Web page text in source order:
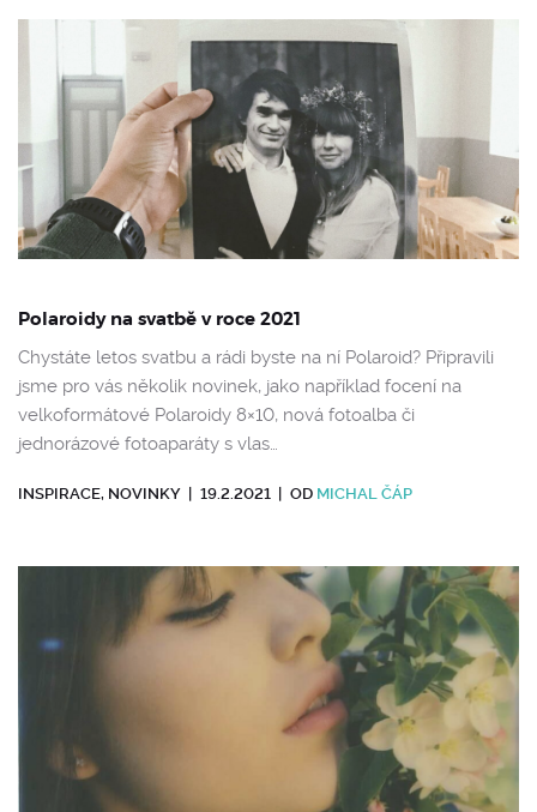
Polaroidy na svatbě v roce 2021
Chystáte letos svatbu a rádi byste na ní Polaroid? Připravili
jsme pro vás několik novinek, jako například focení na
velkoformátové Polaroidy 8×10, nová fotoalba či
jednorázové fotoaparáty s vlas…
INSPIRACE, NOVINKY 19.2.2021 OD MICHAL ČÁP